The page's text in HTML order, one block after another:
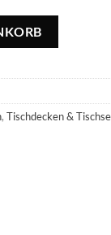
,Tischdecken &